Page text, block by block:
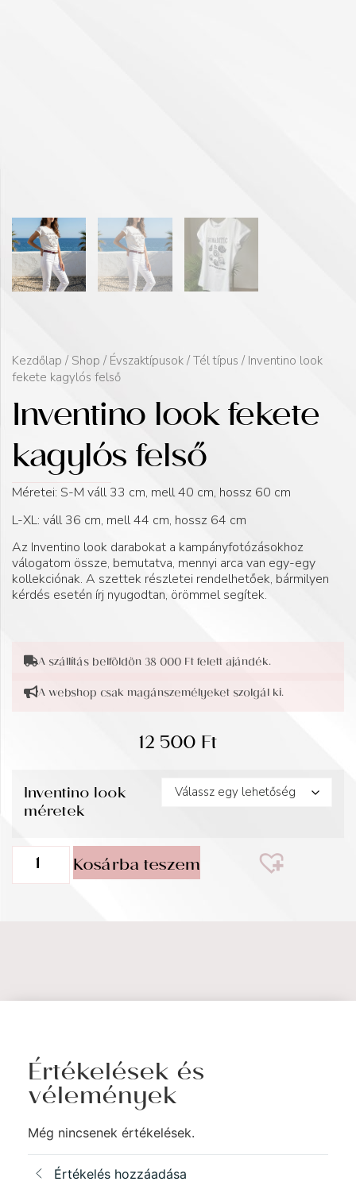
Kezdőlap / Shop / Évszaktípusok / Tél típus / Inventino look
fekete kagylós felső
Inventino look fekete
kagylós felső
Méretei: S-M váll 33 cm, mell 40 cm, hossz 60 cm
L-XL: váll 36 cm, mell 44 cm, hossz 64 cm
Az Inventino look darabokat a kampányfotózásokhoz
válogatom össze, bemutatva, mennyi arca van egy-egy
kollekciónak. A szettek részletei rendelhetőek, bármilyen
kérdés esetén írj nyugodtan, örömmel segítek.
A szállítás belföldön 38 000 Ft felett ajándék.
A webshop csak magánszemélyeket szolgál ki.
12 500Ft
Inventino look
méretek
Kosárba teszem
Értékelések és
vélemények
Még nincsenek értékelések.
Értékelés hozzáadása